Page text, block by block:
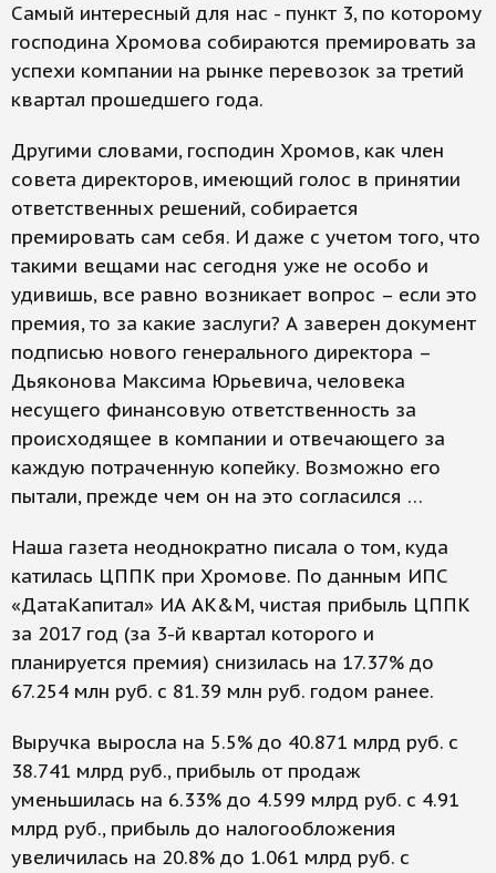
Самый интересный для нас - пункт 3, по которому
господина Хромова собираются премировать за
успехи компании на рынке перевозок за третий
квартал прошедшего года.
Другими словами, господин Хромов, как член
совета директоров, имеющий голос в принятии
ответственных решений, собирается
премировать сам себя. И даже с учетом того, что
такими вещами нас сегодня уже не особо и
удивишь, все равно возникает вопрос – если это
премия, то за какие заслуги? А заверен документ
подписью нового генерального директора –
Дьяконова Максима Юрьевича, человека
несущего финансовую ответственность за
происходящее в компании и отвечающего за
каждую потраченную копейку. Возможно его
пытали, прежде чем он на это согласился …
Наша газета неоднократно писала о том, куда
катилась ЦППК при Хромове. По данным ИПС
«ДатаКапитал» ИА АК&М, чистая прибыль ЦППК
за 2017 год (за 3-й квартал которого и
планируется премия) снизилась на 17.37% до
67.254 млн руб. с 81.39 млн руб. годом ранее.
Выручка выросла на 5.5% до 40.871 млрд руб. с
38.741 млрд руб., прибыль от продаж
уменьшилась на 6.33% до 4.599 млрд руб. с 4.91
млрд руб., прибыль до налогообложения
увеличилась на 20.8% до 1.061 млрд руб. с